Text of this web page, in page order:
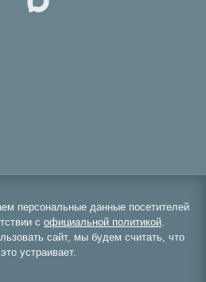
персональные данные посетителей
с официальной политикой
сайт, мы будем считать, что
устраивает.